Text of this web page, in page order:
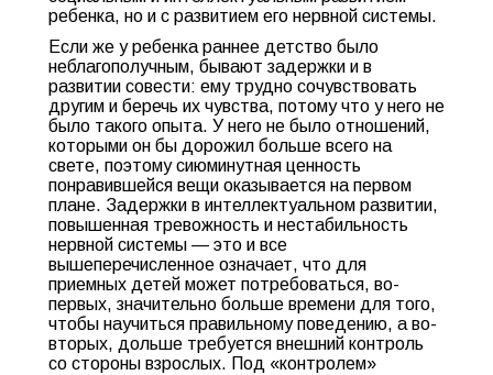
ребенка, но и с развитием его нервной системы.
Если же у ребенка раннее детство было
неблагополучным, бывают задержки и в
развитии совести: ему трудно сочувствовать
другим и беречь их чувства, потому что у него не
было такого опыта. У него не было отношений,
которыми он бы дорожил больше всего на
свете, поэтому сиюминутная ценность
понравившейся вещи оказывается на первом
плане. Задержки в интеллектуальном развитии,
повышенная тревожность и нестабильность
нервной системы — это и все
вышеперечисленное означает, что для
приемных детей может потребоваться, во-
первых, значительно больше времени для того,
чтобы научиться правильному поведению, а во-
вторых, дольше требуется внешний контроль
со стороны взрослых. Под «контролем»